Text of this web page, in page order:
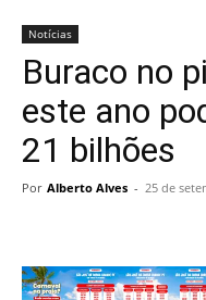
Notícias
Buraco no
este ano
21 bilhões
Por Alberto Alves - 25 de